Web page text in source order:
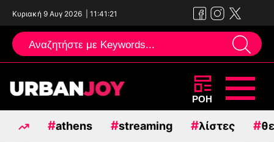
Κυριακή 9 Αυγ 2026 11:41:23
Μεταπηδήστε
περιεχόμενο
ΡΟΗ
#athens #streaming #λίστες #